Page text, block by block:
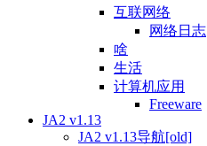
互联网络
网络日志
啥
生活
计算机应用
Freeware
JA2 v1.13
JA2 v1.13导航[old]